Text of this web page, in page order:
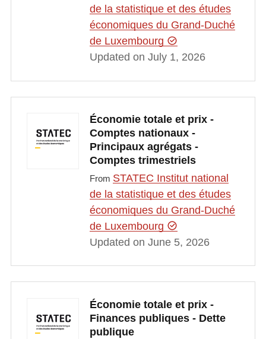
de la statistique et des études
économiques du Grand-Duché
de Luxembourg
Updated on July 1, 2026
Économie totale et prix -
Comptes nationaux -
Principaux agrégats -
Comptes trimestriels
From STATEC Institut national
de la statistique et des études
économiques du Grand-Duché
de Luxembourg
Updated on June 5, 2026
Économie totale et prix -
Finances publiques - Dette
publique